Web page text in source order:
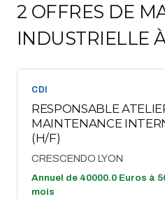
2 OFFRES DE
INDUSTRIELLE
CDI
RESPONSABLE
MAINTENANCE
(H/F)
CRESCENDO LYON
Annuel de 40000.0 Euros à
mois